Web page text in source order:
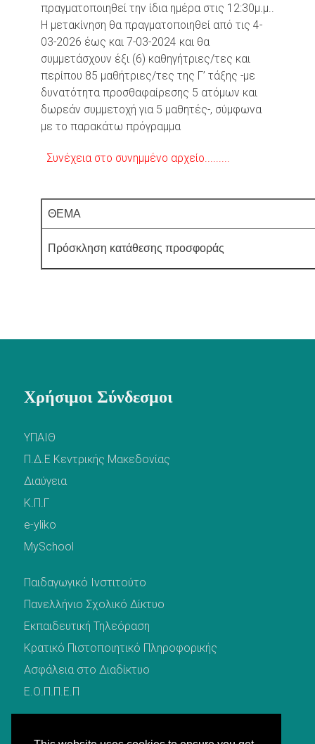
πραγματοποιηθεί την ίδια ημέρα στις 12:30μ.μ..
Η μετακίνηση θα πραγματοποιηθεί από τις 4-
03-2026 έως και 7-03-2024 και θα
συμμετάσχουν έξι (6) καθηγήτριες/τες και
περίπου 85 μαθήτριες/τες της Γ’ τάξης -με
δυνατότητα προσθαφαίρεσης 5 ατόμων και
δωρεάν συμμετοχή για 5 μαθητές-, σύμφωνα
με το παρακάτω πρόγραμμα
Συνέχεια στο συνημμένο αρχείο.........
ΘΕΜΑ
Πρόσκληση κατάθεσης
Χρήσιμοι Σύνδεσμοι
ΥΠΑΙΘ
Π.Δ.Ε Κεντρικής Μακεδονίας
Διαύγεια
Κ.Π.Γ
e-yliko
MySchool
Παιδαγωγικό Ινστιτούτο
Πανελλήνιο Σχολικό Δίκτυο
Εκπαιδευτική Τηλεόραση
Κρατικό Πιστοποιητικό Πληροφορικής
Ασφάλεια στο Διαδίκτυο
Ε.Ο.Π.Π.Ε.Π